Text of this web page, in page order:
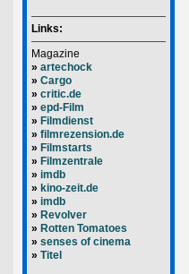
Links:
Magazine
» artechock
» Cargo
» critic.de
» epd-Film
» Filmdienst
» filmrezension.de
» Filmstarts
» Filmzentrale
» imdb
» kino-zeit.de
» imdb
» Revolver
» Rotten Tomatoes
» senses of cinema
» Titel